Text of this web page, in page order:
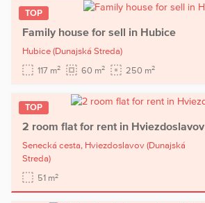
TOP
Family house for sell in Hubice
Hubice (Dunajská Streda)
117 m2 60 m2 250 m2
TOP
2 room flat for rent in Hviezdoslavov
Senecká cesta, Hviezdoslavov (Dunajská
Streda)
51 m2